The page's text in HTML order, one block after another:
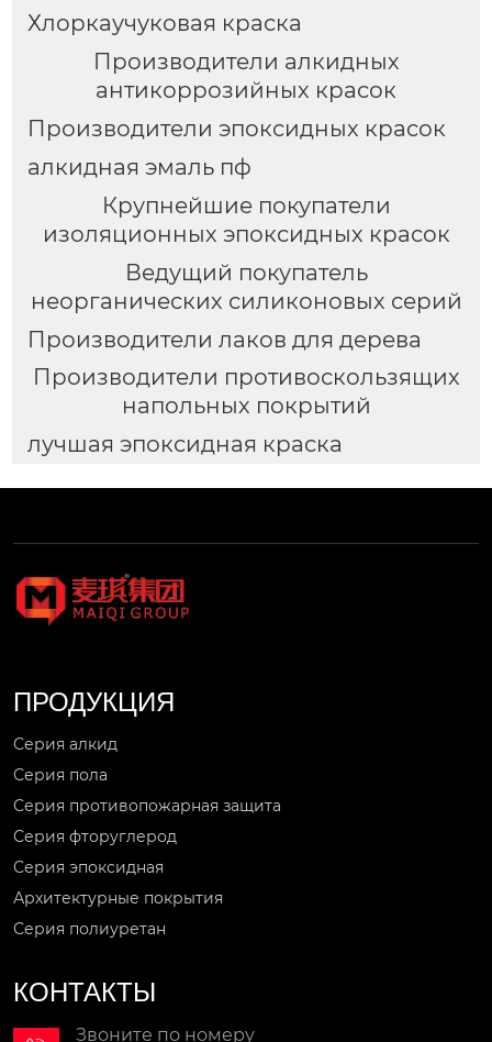
Хлоркаучуковая краска
Производители алкидных
антикоррозийных красок
Производители эпоксидных красок
алкидная эмаль пф
Крупнейшие покупатели
изоляционных эпоксидных красок
Ведущий покупатель
неорганических силиконовых серий
Производители лаков для дерева
Производители противоскользящих
напольных покрытий
лучшая эпоксидная краска
ПРОДУКЦИЯ
Серия алкид
Серия пола
Серия противопожарная защита
Серия фторуглерод
Серия эпоксидная
Архитектурные покрытия
Серия полиуретан
КОНТАКТЫ
Звоните по номеру